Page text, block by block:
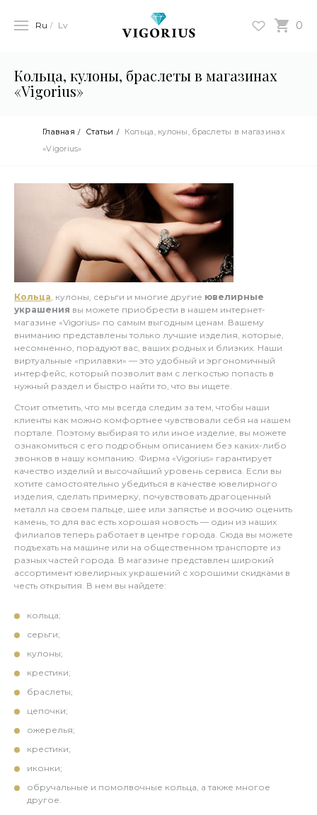
0
Ru Lv
Кольца, кулоны, браслеты в магазинах
«Vigorius»
Главная Статьи
Кольца, кулоны, браслеты в магазинах
«Vigorius»
Кольца, кулоны, серьги и многие другие ювелирные
украшения вы можете приобрести в нашем интернет-
магазине «Vigorius» по самым выгодным ценам. Вашему
вниманию представлены только лучшие изделия, которые,
несомненно, порадуют вас, ваших родных и близких. Наши
виртуальные «прилавки» — это удобный и эргономичный
интерфейс, который позволит вам с легкостью попасть в
нужный раздел и быстро найти то, что вы ищете.
Стоит отметить, что мы всегда следим за тем, чтобы наши
клиенты как можно комфортнее чувствовали себя на нашем
портале. Поэтому выбирая то или иное изделие, вы можете
ознакомиться с его подробным описанием без каких-либо
звонков в нашу компанию. Фирма «Vigorius» гарантирует
качество изделий и высочайший уровень сервиса. Если вы
хотите самостоятельно убедиться в качестве ювелирного
изделия, сделать примерку, почувствовать драгоценный
металл на своем пальце, шее или запястье и воочию оценить
камень, то для вас есть хорошая новость — один из наших
филиалов теперь работает в центре города. Сюда вы можете
подъехать на машине или на общественном транспорте из
разных частей города. В магазине представлен широкий
ассортимент ювелирных украшений с хорошими скидками в
честь открытия. В нем вы найдете:
кольца;
серьги;
кулоны;
крестики;
браслеты;
цепочки;
ожерелья;
крестики;
иконки;
обручальные и помолвочные кольца, а также многое
другое.